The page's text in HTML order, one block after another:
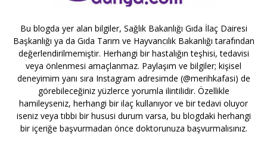
Bu blogda yer alan bilgiler, Sağlık Bakanlığı Gıda İlaç Dairesi
Başkanlığı ya da Gıda Tarım ve Hayvancılık Bakanlığı tarafından
değerlendirilmemiştir. Herhangi bir hastalığın teşhisi, tedavisi
veya önlenmesi amaçlanmaz. Paylaşım ve bilgiler; kişisel
deneyimim yanı sıra Instagram adresimde (@merihkafasi) de
görebileceğiniz yüzlerce yorumla ilintilidir. Özellikle
hamileyseniz, herhangi bir ilaç kullanıyor ve bir tedavi oluyor
iseniz veya tıbbi bir hususi durum varsa, bu blogdaki herhangi
bir içeriğe başvurmadan önce doktorunuza başvurmalısınız.